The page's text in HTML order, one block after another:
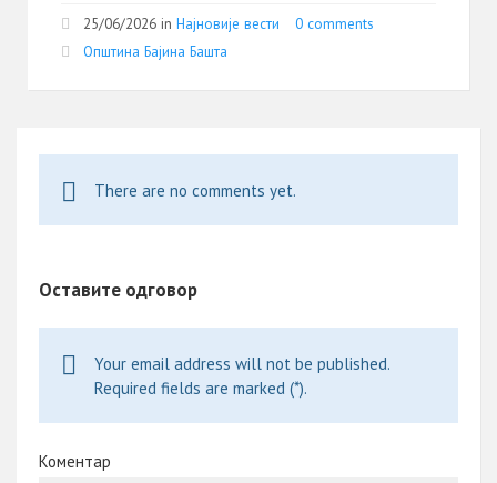
b
o
o
itt
er
ai
l
t ts
p
py
nk
er
25/06/2026 in Најновије вести
0 comments
Општина Бајина Башта
There are no comments yet.
Оставите одговор
Your email address will not be published.
Required fields are marked (*).
Коментар